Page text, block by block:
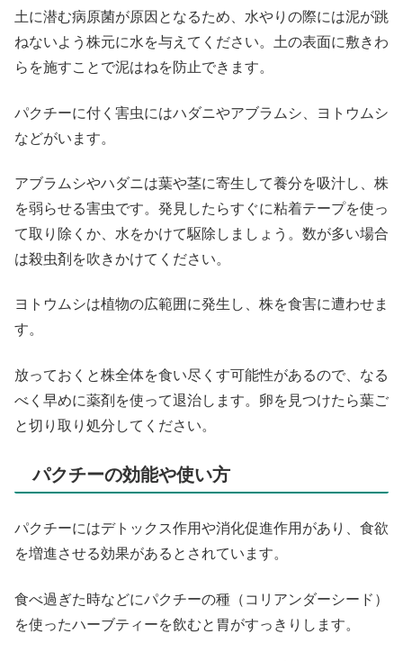
土に潜む病原菌が原因となるため、水やりの際には泥が跳
ねないよう株元に水を与えてください。土の表面に敷きわ
らを施すことで泥はねを防止できます。
パクチーに付く害虫にはハダニやアブラムシ、ヨトウムシ
などがいます。
アブラムシやハダニは葉や茎に寄生して養分を吸汁し、株
を弱らせる害虫です。発見したらすぐに粘着テープを使っ
て取り除くか、水をかけて駆除しましょう。数が多い場合
は殺虫剤を吹きかけてください。
ヨトウムシは植物の広範囲に発生し、株を食害に遭わせま
す。
放っておくと株全体を食い尽くす可能性があるので、なる
べく早めに薬剤を使って退治します。卵を見つけたら葉ご
と切り取り処分してください。
パクチーの効能や使い方
パクチーにはデトックス作用や消化促進作用があり、食欲
を増進させる効果があるとされています。
食べ過ぎた時などにパクチーの種（コリアンダーシード）
を使ったハーブティーを飲むと胃がすっきりします。